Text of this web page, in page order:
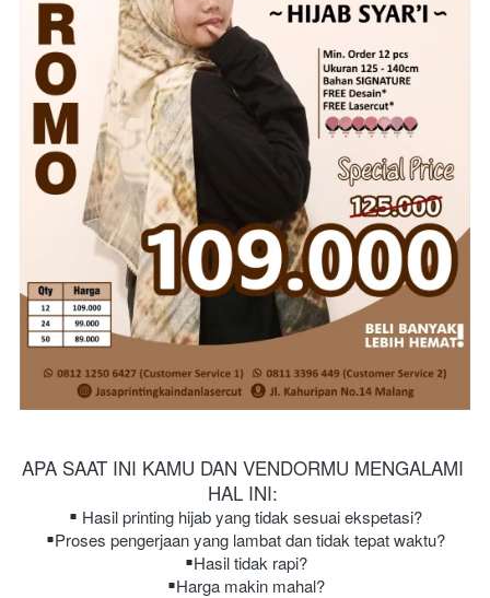
APA SAAT INI KAMU DAN VENDORMU MENGALAMI
HAL INI:
Hasil printing hijab yang tidak sesuai ekspetasi?
Proses pengerjaan yang lambat dan tidak tepat waktu?
Hasil tidak rapi?
Harga makin mahal?